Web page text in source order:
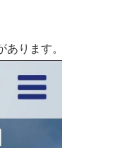
ります。